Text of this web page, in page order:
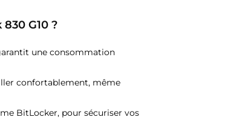
G10 ?
une consommation
confortablement, même
BitLocker, pour sécuriser vos